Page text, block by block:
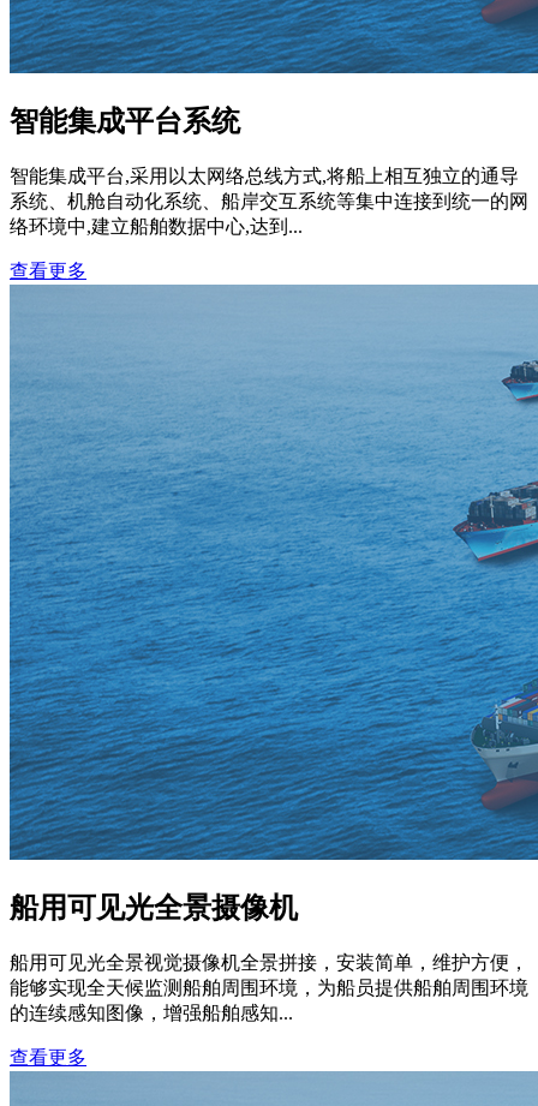
智能集成平台系统
智能集成平台,采用以太网络总线方式,将船上相互独立的通导
系统、机舱自动化系统、船岸交互系统等集中连接到统一的网
络环境中,建立船舶数据中心,达到...
查看更多
船用可见光全景摄像机
船用可见光全景视觉摄像机全景拼接，安装简单，维护方便，
能够实现全天候监测船舶周围环境，为船员提供船舶周围环境
的连续感知图像，增强船舶感知...
查看更多